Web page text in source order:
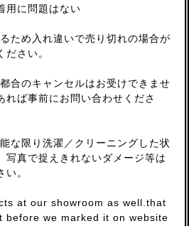
用に問題はない
ため入れ違いで売り切れの場合が
さい。
合のキャンセルはお受けできませ
れば事前にお問い合わせくださ
な限り洗濯／クリーニングした状
写真で捉えきれないダメージ等は
。
at our showroom as well.that
before we marked it on website